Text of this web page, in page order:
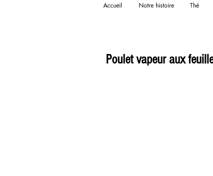
Accueil Notre histoire Thé
Poulet vapeur aux